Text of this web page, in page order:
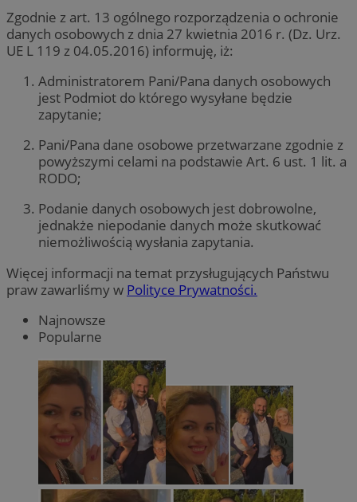
Zgodnie z art. 13 ogólnego rozporządzenia o ochronie
danych osobowych z dnia 27 kwietnia 2016 r. (Dz. Urz.
UE L 119 z 04.05.2016) informuję, iż:
Administratorem Pani/Pana danych osobowych
jest Podmiot do którego wysyłane będzie
zapytanie;
Pani/Pana dane osobowe przetwarzane zgodnie z
powyższymi celami na podstawie Art. 6 ust. 1 lit. a
RODO;
Podanie danych osobowych jest dobrowolne,
jednakże niepodanie danych może skutkować
niemożliwością wysłania zapytania.
Więcej informacji na temat przysługujących Państwu
praw zawarliśmy w Polityce Prywatności.
Najnowsze
Popularne